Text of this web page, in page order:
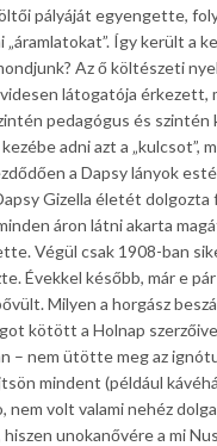
pályáját egyengette,
Így került a
Az ő költészeti
látogatója érkezett,
pedagógus és
adni azt a
a Dapsy lányok
Gizella életét
áron látni akarta
Végül csak 1908-ban
Évekkel később, már e
Milyen a horgász
kötött a Holnap
– nem ütötte meg az
mindent (például
volt valami nehéz
hiszen unokanővére a mi